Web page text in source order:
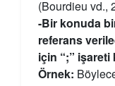
(Bourdieu vd.,
-Bir konuda
referans
için “;” işareti
Örnek: